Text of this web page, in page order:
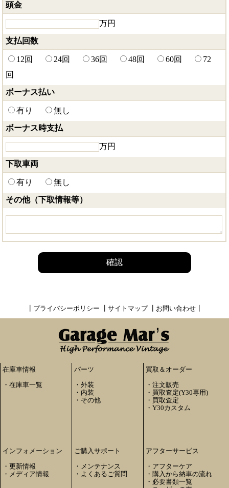
頭金
万円
支払回数
12回 24回 36回 48回 60回
72
回
ボーナス払い
有り 無し
ボーナス時支払
万円
下取車両
有り 無し
その他（下取情報等）
確認
プライバシーポリシー サイトマップ┃ お問い合わせ
在庫車情報
・在庫車一覧
パーツ
・外装
・ 内装
・ その他
買取＆オーダー
・注文販売
・ 買取査定(Y30専用)
・ 買取査定
・Y30カスタム
インフォメーション
・更新情報
・ メディア情報
ご購入サポート
・ メンテナンス
・ よくあるご質問
アフターサービス
・ アフターケア
・購入から納車の流れ
・ 必要書類一覧